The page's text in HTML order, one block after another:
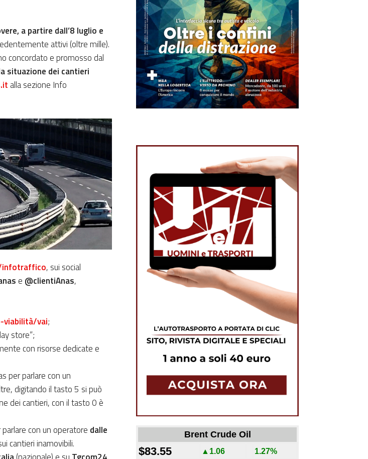
a partire dall’8 luglio e
attivi (oltre mille).
concordato e promosso dal
situazione dei cantieri
alla sezione Info
infotraffico, sui social
e @clientiAnas,
vai;
store”;
con risorse dedicate e
per parlare con un
digitando il tasto 5 si può
dei cantieri, con il tasto 0 è
con un operatore dalle
cantieri inamovibili.
Brent Crude Oil
$83.55 ▲1.06 1.27%